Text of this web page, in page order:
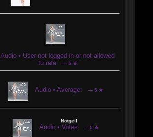
Audio • User not logged in or not allowed
to rate
— 5 ★
Audio • Average: — 5 ★
Notgeil
Audio • Votes — 5 ★